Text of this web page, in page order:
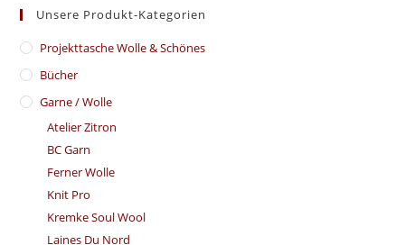
Unsere Produkt-Kategorien
​Projekttasche Wolle & Schönes
Bücher
Garne / Wolle
Atelier Zitron
BC Garn
Ferner Wolle
Knit Pro
Kremke Soul Wool
Laines Du Nord